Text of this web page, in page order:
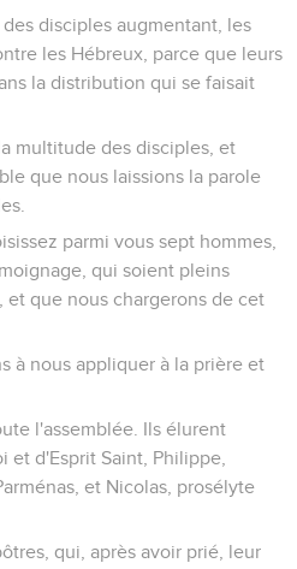
disciples augmentant, les
les Hébreux, parce que leurs
la distribution qui se faisait
multitude des disciples, et
que nous laissions la parole
parmi vous sept hommes,
qui soient pleins
et que nous chargerons de cet
à nous appliquer à la prière et
l'assemblée. Ils élurent
et d'Esprit Saint, Philippe,
et Nicolas, prosélyte
qui, après avoir prié, leur